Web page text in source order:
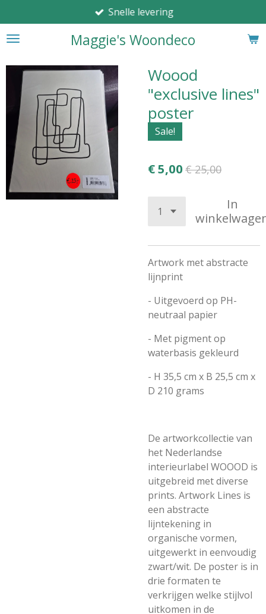
direct
naar
hoofdinhoud
Maggie's Woondeco
Snelle levering
Woood
"exclusive lines"
poster
Sale!
€ 5,00 € 25,00
In
Artwork met abstracte
lijnprint
- Uitgevoerd op PH-
neutraal papier
- Met pigment op
waterbasis gekleurd
- H 35,5 cm x B 25,5 cm x
D 210 grams
De artworkcollectie van
het Nederlandse
interieurlabel WOOOD is
uitgebreid met diverse
prints. Artwork Lines is
een abstracte
lijntekening in
organische vormen,
uitgewerkt in eenvoudig
zwart/wit. De poster is in
drie formaten te
verkrijgen welke stijlvol
uitkomen in de